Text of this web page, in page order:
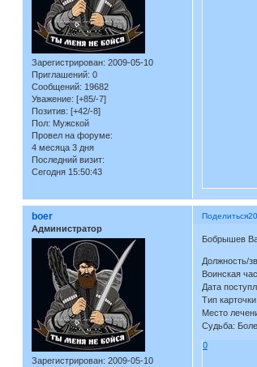
Зарегистрирован: 2009-05-10
Приглашений: 0
Сообщений: 19682
Уважение: [+85/-7]
Позитив: [+42/-8]
Пол: Мужской
Провел на форуме:
4 месяца 3 дня
Последний визит:
Сегодня 15:50:43
Поделиться
boer
Администратор
Зарегистрирован: 2009-05-10
Бобрышев
Должность/
Воинская
Дата
Тип
Место
Судьба:
0